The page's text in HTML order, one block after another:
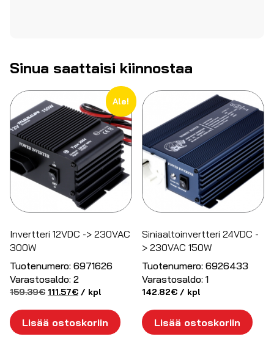
Sinua saattaisi kiinnostaa
Ale!
Invertteri 12VDC -> 230VAC
300W
Tuotenumero: 6971626
Varastosaldo: 2
159.39€ Alkuperäinen
159.39€.
111.57€Nykyinen
111.57€.
/ kpl
Lisää ostoskoriin
Siniaaltoinvertteri 24VDC -
> 230VAC 150W
Tuotenumero: 6926433
Varastosaldo: 1
142.82€ / kpl
Lisää ostoskoriin